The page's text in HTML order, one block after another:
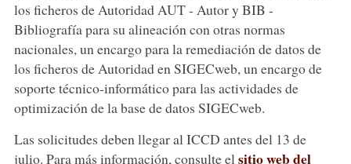
los ficheros de Autoridad AUT - Autor y BIB -
Bibliografía para su alineación con otras normas
nacionales, un encargo para la remediación de datos de
los ficheros de Autoridad en SIGECweb, un encargo de
soporte técnico-informático para las actividades de
optimización de la base de datos SIGECweb.
Las solicitudes deben llegar al ICCD antes del 13 de
julio. Para más información, consulte el sitio web del